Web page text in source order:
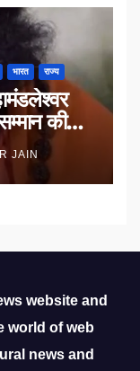
भारत राज्य
की
JAIN
website and
world of web
news and